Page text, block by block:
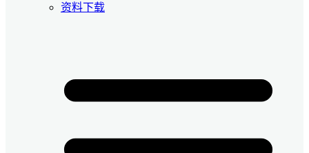
资料下载